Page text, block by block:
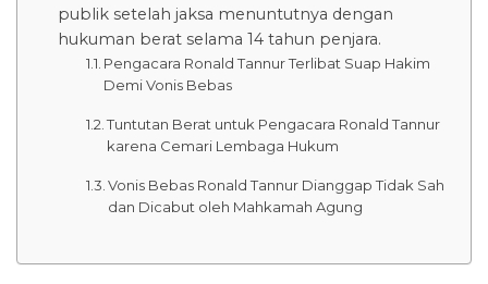
publik setelah jaksa menuntutnya dengan
hukuman berat selama 14 tahun penjara.
Pengacara Ronald Tannur Terlibat Suap Hakim
Demi Vonis Bebas
Tuntutan Berat untuk Pengacara Ronald Tannur
karena Cemari Lembaga Hukum
Vonis Bebas Ronald Tannur Dianggap Tidak Sah
dan Dicabut oleh Mahkamah Agung